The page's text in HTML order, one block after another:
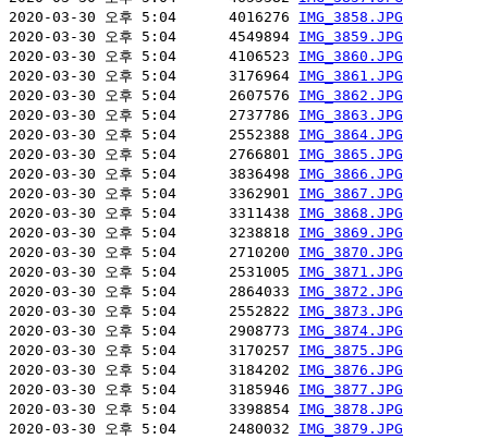
2020-03-30 오후 5:04      4016276 IMG_3858.JPG
2020-03-30 오후 5:04      4549894 IMG_3859.JPG
2020-03-30 오후 5:04      4106523 IMG_3860.JPG
2020-03-30 오후 5:04      3176964 IMG_3861.JPG
2020-03-30 오후 5:04      2607576 IMG_3862.JPG
2020-03-30 오후 5:04      2737786 IMG_3863.JPG
2020-03-30 오후 5:04      2552388 IMG_3864.JPG
2020-03-30 오후 5:04      2766801 IMG_3865.JPG
2020-03-30 오후 5:04      3836498 IMG_3866.JPG
2020-03-30 오후 5:04      3362901 IMG_3867.JPG
2020-03-30 오후 5:04      3311438 IMG_3868.JPG
2020-03-30 오후 5:04      3238818 IMG_3869.JPG
2020-03-30 오후 5:04      2710200 IMG_3870.JPG
2020-03-30 오후 5:04      2531005 IMG_3871.JPG
2020-03-30 오후 5:04      2864033 IMG_3872.JPG
2020-03-30 오후 5:04      2552822 IMG_3873.JPG
2020-03-30 오후 5:04      2908773 IMG_3874.JPG
2020-03-30 오후 5:04      3170257 IMG_3875.JPG
2020-03-30 오후 5:04      3184202 IMG_3876.JPG
2020-03-30 오후 5:04      3185946 IMG_3877.JPG
2020-03-30 오후 5:04      3398854 IMG_3878.JPG
2020-03-30 오후 5:04      2480032 IMG_3879.JPG